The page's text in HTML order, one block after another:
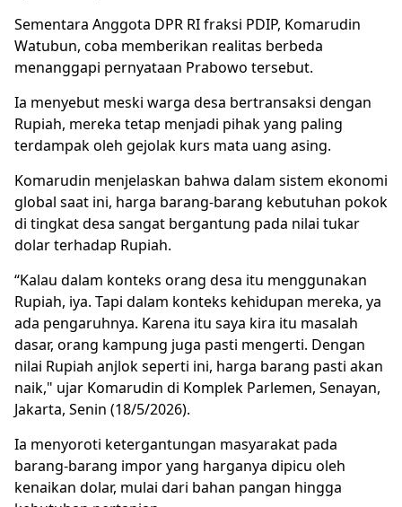
Sementara Anggota DPR RI fraksi PDIP, Komarudin
Watubun, coba memberikan realitas berbeda
menanggapi pernyataan Prabowo tersebut.
Ia menyebut meski warga desa bertransaksi dengan
Rupiah, mereka tetap menjadi pihak yang paling
terdampak oleh gejolak kurs mata uang asing.
Komarudin menjelaskan bahwa dalam sistem ekonomi
global saat ini, harga barang-barang kebutuhan pokok
di tingkat desa sangat bergantung pada nilai tukar
dolar terhadap Rupiah.
“Kalau dalam konteks orang desa itu menggunakan
Rupiah, iya. Tapi dalam konteks kehidupan mereka, ya
ada pengaruhnya. Karena itu saya kira itu masalah
dasar, orang kampung juga pasti mengerti. Dengan
nilai Rupiah anjlok seperti ini, harga barang pasti akan
naik," ujar Komarudin di Komplek Parlemen, Senayan,
Jakarta, Senin (18/5/2026).
Ia menyoroti ketergantungan masyarakat pada
barang-barang impor yang harganya dipicu oleh
kenaikan dolar, mulai dari bahan pangan hingga